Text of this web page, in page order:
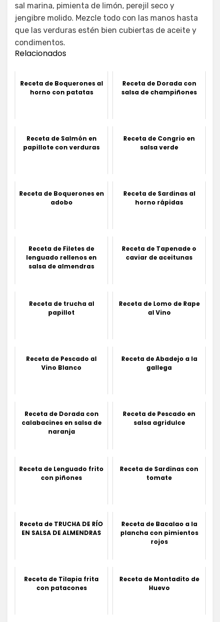
sal marina, pimienta de limón, perejil seco y
jengibre molido. Mezcle todo con las manos hasta
que las verduras estén bien cubiertas de aceite y
condimentos.
Relacionados
Receta de Boquerones al
horno con patatas
Receta de Dorada con
salsa de champiñones
Receta de Salmón en
papillote con verduras
Receta de Congrio en
salsa verde
Receta de Boquerones en
adobo
Receta de Sardinas al
horno rápidas
Receta de Filetes de
lenguado rellenos en
salsa de almendras
Receta de Tapenade o
caviar de aceitunas
Receta de trucha al
papillot
Receta de Lomo de Rape
al Vino
Receta de Pescado al
Vino Blanco
Receta de Abadejo a la
gallega
Receta de Dorada con
calabacines en salsa de
naranja
Receta de Pescado en
salsa agridulce
Receta de Lenguado frito
con piñones
Receta de Sardinas con
tomate
Receta de TRUCHA DE RÍO
EN SALSA DE ALMENDRAS
Receta de Bacalao a la
plancha con pimientos
rojos
Receta de Tilapia frita
con patacones
Receta de Montadito de
Huevo